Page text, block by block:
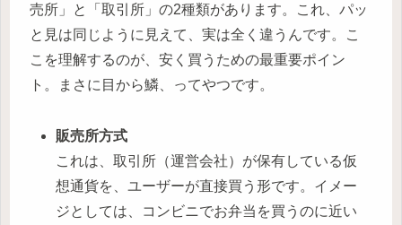
売所」と「取引所」の2種類があります。これ、パッ
と見は同じように見えて、実は全く違うんです。こ
こを理解するのが、安く買うための最重要ポイン
ト。まさに目から鱗、ってやつです。
販売所方式
これは、取引所（運営会社）が保有している仮
想通貨を、ユーザーが直接買う形です。イメー
ジとしては、コンビニでお弁当を買うのに近い